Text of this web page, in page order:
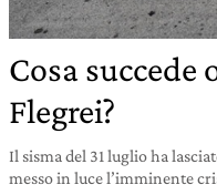
Cosa succede
Flegrei?
Il sisma del 31 luglio ha
messo in luce l’imminente